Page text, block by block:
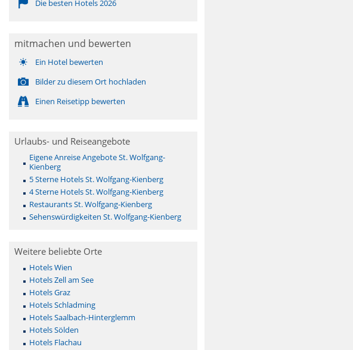
Die besten Hotels 2026
mitmachen und bewerten
Ein Hotel bewerten
Bilder zu diesem Ort hochladen
Einen Reisetipp bewerten
Urlaubs- und Reiseangebote
Eigene Anreise Angebote St. Wolfgang-
Kienberg
5 Sterne Hotels St. Wolfgang-Kienberg
4 Sterne Hotels St. Wolfgang-Kienberg
Restaurants St. Wolfgang-Kienberg
Sehenswürdigkeiten St. Wolfgang-Kienberg
Weitere beliebte Orte
Hotels Wien
Hotels Zell am See
Hotels Graz
Hotels Schladming
Hotels Saalbach-Hinterglemm
Hotels Sölden
Hotels Flachau